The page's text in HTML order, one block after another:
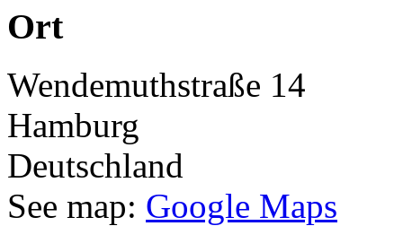
Ort
Wendemuthstraße 14
Hamburg
Deutschland
See map: Google Maps